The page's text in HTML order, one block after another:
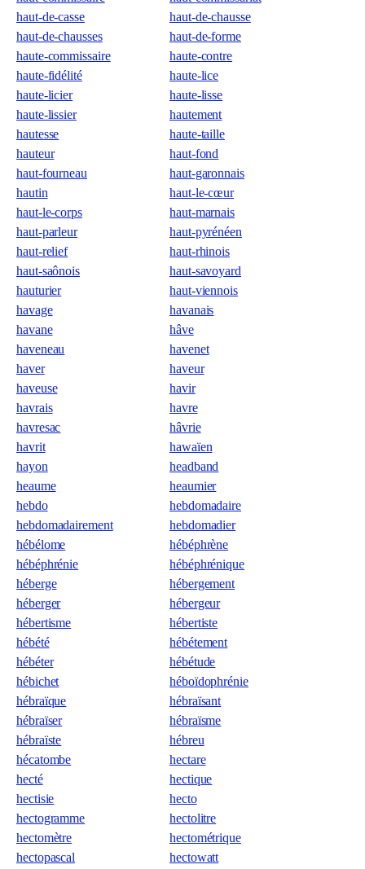
haut-de-casse
haut-de-chausse
haut-de-chausses
haut-de-forme
haute-commissaire
haute-contre
haute-fidélité
haute-lice
haute-licier
haute-lisse
haute-lissier
hautement
hautesse
haute-taille
hauteur
haut-fond
haut-fourneau
haut-garonnais
hautin
haut-le-cœur
haut-le-corps
haut-marnais
haut-parleur
haut-pyrénéen
haut-relief
haut-rhinois
haut-saônois
haut-savoyard
hauturier
haut-viennois
havage
havanais
havane
hâve
haveneau
havenet
haver
haveur
haveuse
havir
havrais
havre
havresac
hâvrie
havrit
hawaïen
hayon
headband
heaume
heaumier
hebdo
hebdomadaire
hebdomadairement
hebdomadier
hébélome
hébéphrène
hébéphrénie
hébéphrénique
héberge
hébergement
héberger
hébergeur
hébertisme
hébertiste
hébété
hébétement
hébéter
hébétude
hébichet
héboïdophrénie
hébraïque
hébraïsant
hébraïser
hébraïsme
hébraïste
hébreu
hécatombe
hectare
hecté
hectique
hectisie
hecto
hectogramme
hectolitre
hectomètre
hectométrique
hectopascal
hectowatt